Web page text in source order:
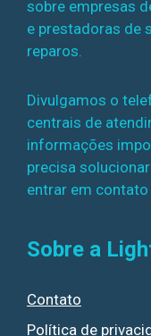
sobre empresas
e prestadoras de
reparos.
Divulgamos o
centrais de
informações
precisa
entrar em
Sobre a
Contato
Política de